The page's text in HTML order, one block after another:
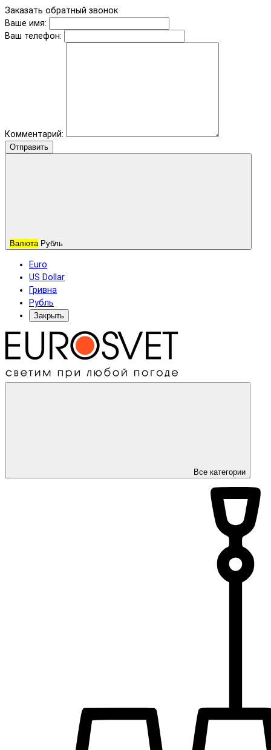
Заказать обратный звонок
Ваше имя:
Ваш телефон:
Комментарий:
Отправить
Валюта Рубль
Euro
US Dollar
Гривна
Рубль
Закрыть
Все категории